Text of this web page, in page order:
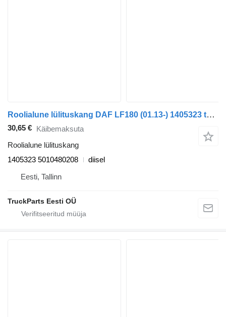
Roolialune lülituskang DAF LF180 (01.13-) 1405323 tüübi jaoks sadulveoki DAF LF45, LF55, LF180, CF65, CF75, CF85 (2001-)
30,65 € Käibemaksuta
Roolialune lülituskang
1405323 5010480208
diisel
Eesti, Tallinn
TruckParts Eesti OÜ